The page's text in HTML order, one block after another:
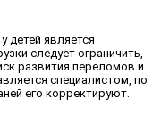
детей является
следует ограничить,
развития переломов и
специалистом, по
его корректируют.